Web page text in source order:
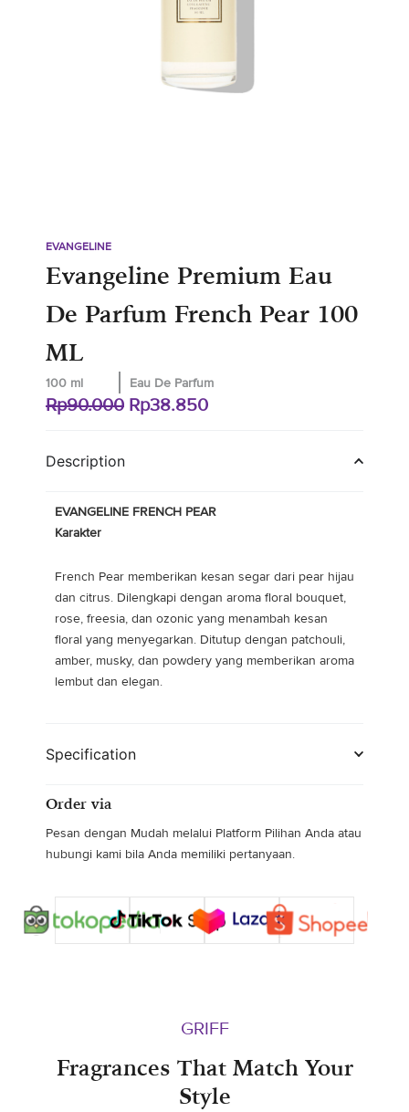
EVANGELINE
Evangeline Premium Eau
De Parfum French Pear 100
ML
100 ml Eau De Parfum
Rp90.000 Harga
Rp38.850Harga
Description
EVANGELINE FRENCH PEAR
Karakter
French Pear memberikan kesan segar dari pear hijau
dan citrus. Dilengkapi dengan aroma floral bouquet,
rose, freesia, dan ozonic yang menambah kesan
floral yang menyegarkan. Ditutup dengan patchouli,
amber, musky, dan powdery yang memberikan aroma
lembut dan elegan.
Specification
Order via
Pesan dengan Mudah melalui Platform Pilihan Anda atau
hubungi kami bila Anda memiliki pertanyaan.
GRIFF
Fragrances That Match Your
Style